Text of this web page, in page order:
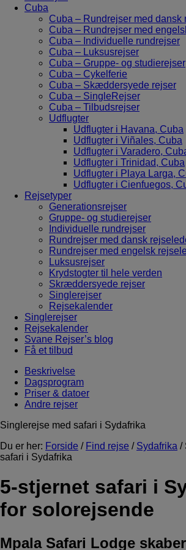
Cuba
Cuba – Rundrejser med dansk
Cuba – Rundrejser med
Cuba – Individuelle rundrejser
Cuba – Luksusrejser
Cuba – Gruppe- og studierejser
Cuba – Cykelferie
Cuba – Skæddersyede rejser
Cuba – SingleRejser
Cuba – Tilbudsrejser
Udflugter
Udflugter i Havana, Cuba
Udflugter i Viñales, Cuba
Udflugter i Varadero,
Udflugter i Trinidad, Cuba
Udflugter i Playa Larga,
Udflugter i Cienfuegos,
Rejsetyper
Generationsrejser
Gruppe- og studierejser
Individuelle rundrejser
Rundrejser med dansk
Rundrejser med engelsk
Luksusrejser
Krydstogter til hele verden
Skræddersyede rejser
Singlerejser
Rejsekalender
Singlerejser
Rejsekalender
Svane Rejser’s blog
Få et tilbud
Beskrivelse
Dagsprogram
Priser & datoer
Andre rejser
Singlerejse med safari i Sydafrika
Du er her: Forside / Find rejse / Sydafrika /
safari i Sydafrika
5-stjernet safari i
for solorejsende
Mpala Safari Lodge